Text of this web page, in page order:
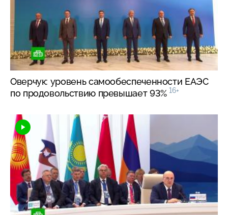
Оверчук: уровень самообеспеченности ЕАЭС
по продовольствию превышает 93% 16+